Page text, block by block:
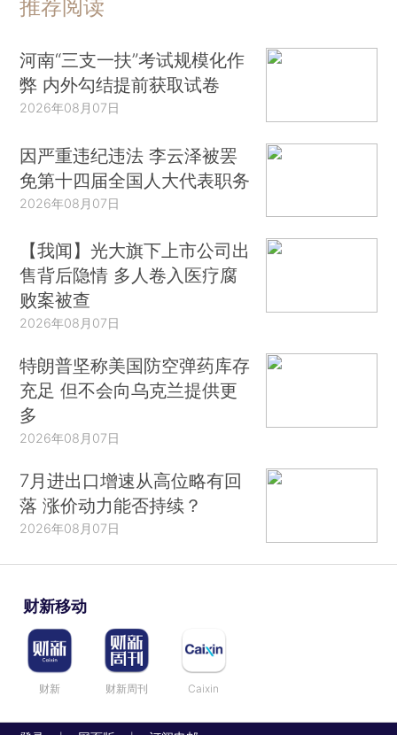
推荐阅读
河南“三支一扶”考试规模化作
弊 内外勾结提前获取试卷
2026年08月07日
因严重违纪违法 李云泽被罢
免第十四届全国人大代表职务
2026年08月07日
【我闻】光大旗下上市公司出
售背后隐情 多人卷入医疗腐
败案被查
2026年08月07日
特朗普坚称美国防空弹药库存
充足 但不会向乌克兰提供更
多
2026年08月07日
7月进出口增速从高位略有回
落 涨价动力能否持续？
2026年08月07日
财新移动
财新 财新周刊 Caixin